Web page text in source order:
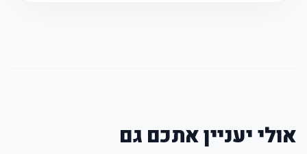
אולי יעניין אתכם גם